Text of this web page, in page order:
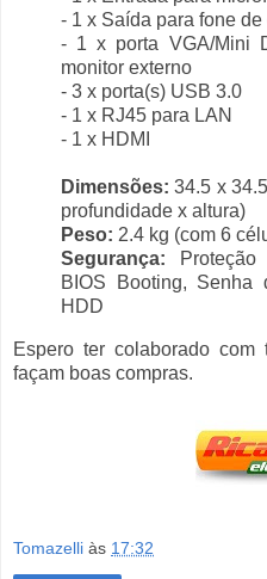
- 1 x Saída para fone
- 1 x porta VGA/Mini
monitor externo
- 3 x porta(s) USB 3.0
- 1 x RJ45 para LAN
- 1 x HDMI
Dimensões: 34.5 x
profundidade x altura)
Peso: 2.4 kg (com 6
Segurança:
BIOS Booting, Senha
HDD
Espero ter colaborado com
façam boas compras.
Tomazelli às 17:32